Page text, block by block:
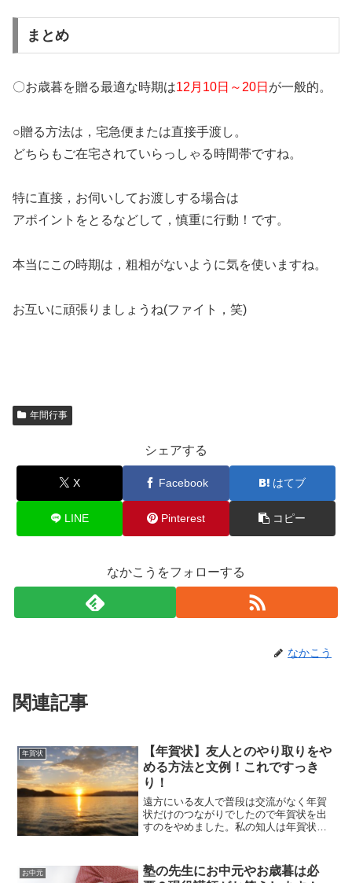
まとめ
〇お歳暮を贈る最適な時期は12月10日～20日 が一般的。
○贈る方法は，宅急便または直接手渡し。
どちらもご在宅されていらっしゃる時間帯ですね。
特に直接，お伺いしてお渡しする場合は
アポイントをとるなどして，慎重に行動！です。
本当にこの時期は，粗相がないように気を使いますね。
お互いに頑張りましょうね(ファイト，笑)
年間行事
シェアする
X Facebook はてブ
LINE Pinterest コピー
なかこうをフォローする
なかこう
関連記事
年賀状
【年賀状】友人とのやり取りをや
める方法と文例！これですっき
り！
遠方にいる友人で普段は交流がなく年賀
状だけのつながりでしたので年賀状を出
すのをやめました。私の知人は年賀状に
賀状のやり取りをやめたい友人にどう対
処して年賀状を送るのをや...
お中元
塾の先生にお中元やお歳暮は必